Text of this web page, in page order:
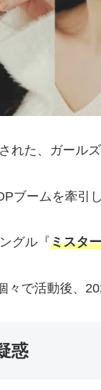
れた、ガールズ
ブームを牽引し
グル『ミスター
々で活動後、
惑